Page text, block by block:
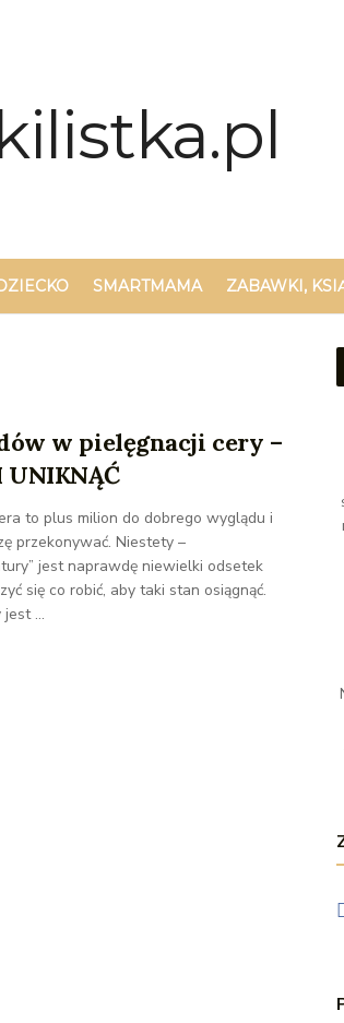
SMARTMAMA ZABAWKI,
w pielęgnacji cery –
UNIKNĄĆ
to plus milion do dobrego wyglądu i
przekonywać. Niestety –
jest naprawdę niewielki odsetek
się co robić, aby taki stan osiągnąć.
...